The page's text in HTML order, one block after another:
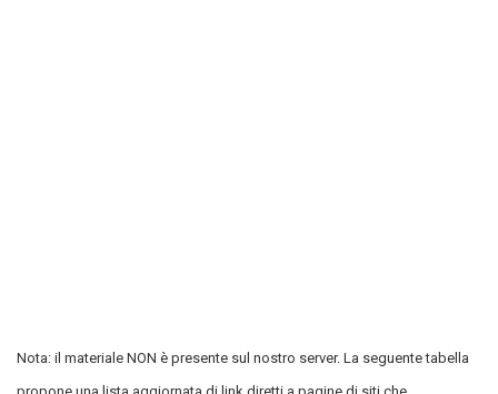
Nota: il materiale NON è presente sul nostro server. La seguente tabella